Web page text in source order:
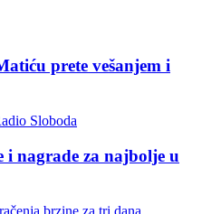
prete vešanjem i
i nagrade za najbolje u